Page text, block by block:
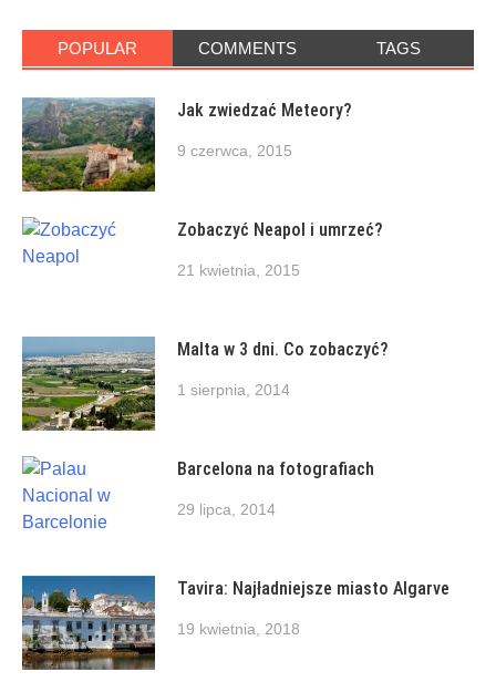
POPULAR COMMENTS TAGS
Jak zwiedzać Meteory?
9 czerwca, 2015
Zobaczyć Neapol i umrzeć?
21 kwietnia, 2015
Malta w 3 dni. Co zobaczyć?
1 sierpnia, 2014
Barcelona na fotografiach
29 lipca, 2014
Tavira: Najładniejsze miasto Algarve
19 kwietnia, 2018